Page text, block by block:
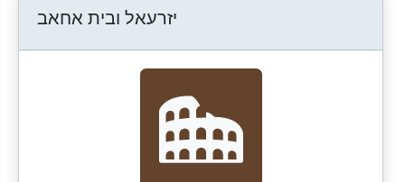
יזרעאל ובית אחאב